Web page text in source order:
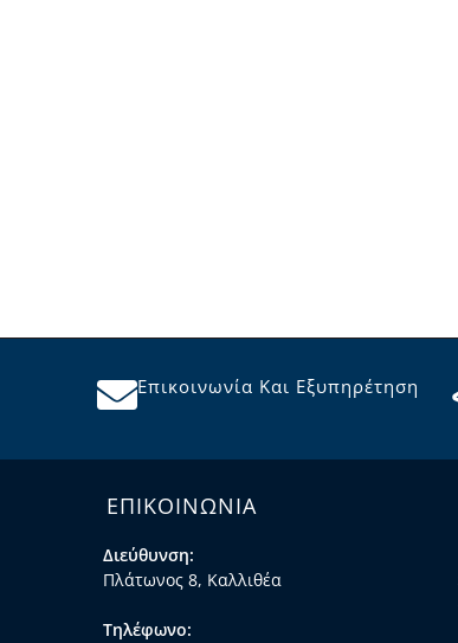
Επικοινωνία Και Εξυπηρέτηση
ΕΠΙΚΟΙΝΩΝΙΑ
Διεύθυνση:
Πλάτωνος 8, Καλλιθέα
Τηλέφωνο: